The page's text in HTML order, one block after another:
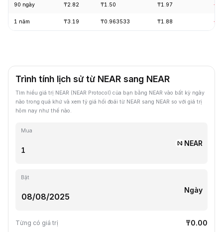
90 ngày ₸2.82 ₸1.50 ₸1.97 -
1 năm ₸3.19 ₸0.963533 ₸1.88 -
Trình tính lịch sử từ NEAR sang NEAR
Tìm hiểu giá trị NEAR (NEAR Protocol) của bạn bằng NEAR vào bất kỳ ngày
nào trong quá khứ và xem tỷ giá hối đoái từ NEAR sang NEAR so với giá trị
hôm nay như thế nào.
Mua
NEAR
Bật
Ngày
Từng có giá trị ₸0.00